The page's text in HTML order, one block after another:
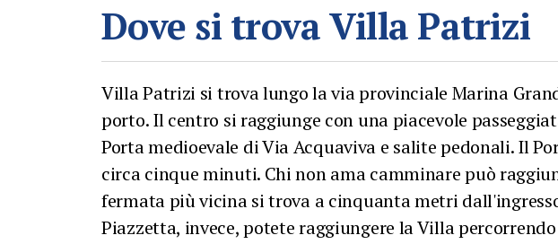
Dove si trova Villa Patrizi
Villa Patrizi si trova lungo la via provinciale Marina
porto. Il centro si raggiunge con una piacevole
Porta medioevale di Via Acquaviva e salite pedonali. Il
circa cinque minuti. Chi non ama camminare può
fermata più vicina si trova a cinquanta metri
Piazzetta, invece, potete raggiungere la Villa